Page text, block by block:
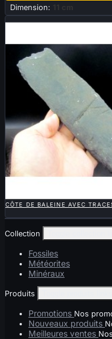
Dimension: 11 cm
Vendu
CÔTE DE BALEINE AVEC
Collection
Fossiles
Météorites
Minéraux
Produits
Promotions Nos
Nouveaux produits
Meilleures ventes